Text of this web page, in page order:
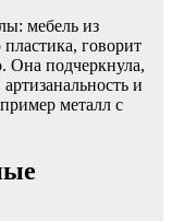
мебель из
говорит
Она подчеркнула,
и
металл с